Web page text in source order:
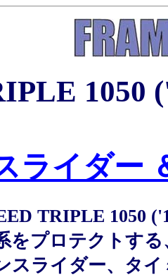
1050
ライダー
TRIPLE 1050
をプロテクトす
スライダー、タ